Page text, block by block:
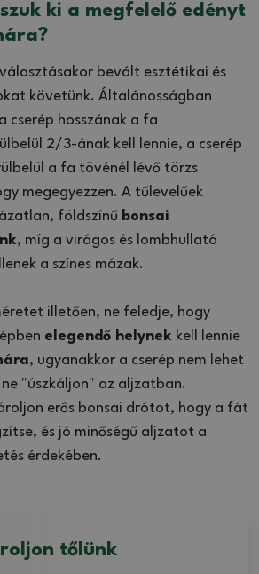
ki a megfelelő edényt
bevált esztétikai és
követünk. Általánosságban
cserép hosszának a fa
2/3-ának kell lennie, a cserép
a fa tövénél lévő törzs
megegyezzen. A tűlevelűek
földszínű bonsai
, míg a virágos és lombhullató
a színes mázak.
illetően, ne feledje, hogy
elegendő helynek kell lennie
, ugyanakkor a cserép nem lehet
"úszkáljon" az aljzatban.
erős bonsai drótot, hogy a fát
és jó minőségű aljzatot a
érdekében.
tőlünk